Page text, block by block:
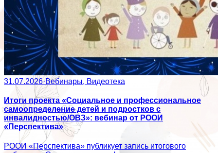
31.07.2026·Вебинары, Видеотека
Итоги проекта «Социальное и профессиональное
самоопределение детей и подростков с
инвалидностью/ОВЗ»: вебинар от РООИ
«Перспектива»
РООИ «Перспектива» публикует запись итогового